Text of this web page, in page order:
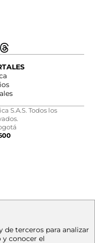
S.A.S. Todos los
de terceros para analizar
y conocer el